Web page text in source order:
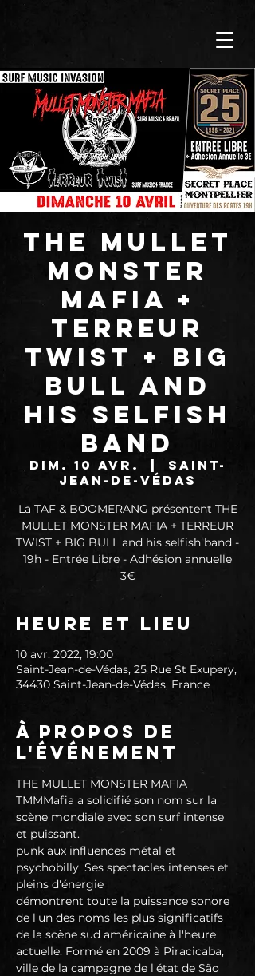
THE MULLET
MONSTER
MAFIA +
TERREUR
TWIST + BIG
BULL and
his selfish
band
dim. 10 avr.
Saint-
Jean-de-Védas
La TAF & BOOMERANG présentent THE
MULLET MONSTER MAFIA + TERREUR
TWIST + BIG BULL and his selfish band -
19h - Entrée Libre - Adhésion annuelle
3€
Heure et lieu
10 avr. 2022, 19:00
Saint-Jean-de-Védas, 25 Rue St Exupery,
34430 Saint-Jean-de-Védas, France
À propos de
l'événement
THE MULLET MONSTER MAFIA
TMMMafia a solidifié son nom sur la
scène mondiale avec son surf intense
et puissant.
punk aux influences métal et
psychobilly. Ses spectacles intenses et
pleins d'énergie
démontrent toute la puissance sonore
de l'un des noms les plus significatifs
de la scène sud américaine à l'heure
actuelle. Formé en 2009 à Piracicaba,
ville de la campagne de l'état de São